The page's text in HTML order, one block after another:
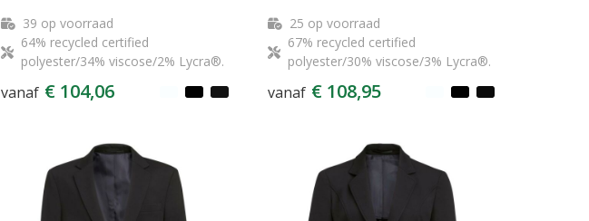
39 op voorraad
64% recycled certified
polyester/34% viscose/2% Lycra®.
vanaf € 104,06
25 op voorraad
67% recycled certified
polyester/30% viscose/3% Lycra®.
vanaf € 108,95